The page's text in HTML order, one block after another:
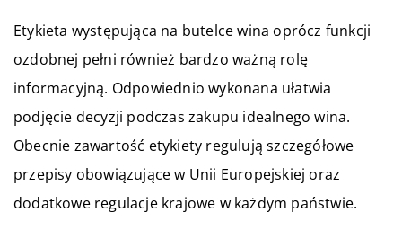
Etykieta występująca na butelce wina oprócz funkcji
ozdobnej pełni również bardzo ważną rolę
informacyjną. Odpowiednio wykonana ułatwia
podjęcie decyzji podczas zakupu idealnego wina.
Obecnie zawartość etykiety regulują szczegółowe
przepisy obowiązujące w Unii Europejskiej oraz
dodatkowe regulacje krajowe w każdym państwie.